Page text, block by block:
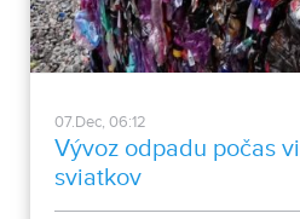
07.Dec, 06:12
Vývoz odpadu počas
sviatkov